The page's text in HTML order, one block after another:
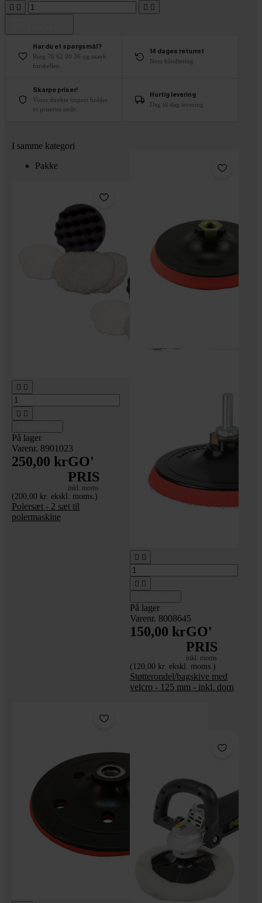
   
Har du et spørgsmål?
Ring 76 62 00 36 og mærk
forskellen.
14 dages returret
Nem håndtering
Skarpe priser!
Vores direkte import holder
vi priserne nede.
Hurtig levering
Dag til dag levering
I samme kategori
Pakke
 
 
På lager
Varenr. 8901023
250,00 krGO'
PRIS
inkl. moms
(200,00 kr. ekskl. moms.)
Polersæt - 2 sæt til
polermaskine
 
 
På lager
Varenr. 8008645
150,00 krGO'
PRIS
inkl. moms
(120,00 kr. ekskl. moms.)
Støtterondel/bagskive med
velcro - 125 mm - inkl. dorn